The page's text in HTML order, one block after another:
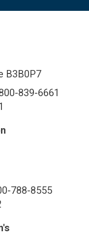
B3B0P7
839-6661
788-8555